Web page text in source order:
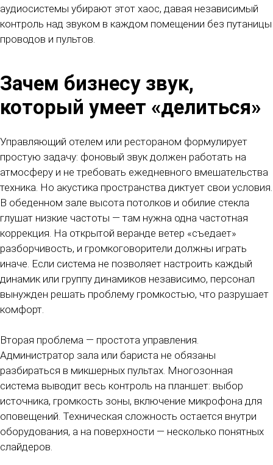
аудиосистемы убирают этот хаос, давая независимый
контроль над звуком в каждом помещении без путаницы
проводов и пультов.
Зачем бизнесу звук,
который умеет «делиться»
Управляющий отелем или рестораном формулирует
простую задачу: фоновый звук должен работать на
атмосферу и не требовать ежедневного вмешательства
техника. Но акустика пространства диктует свои условия.
В обеденном зале высота потолков и обилие стекла
глушат низкие частоты — там нужна одна частотная
коррекция. На открытой веранде ветер «съедает»
разборчивость, и громкоговорители должны играть
иначе. Если система не позволяет настроить каждый
динамик или группу динамиков независимо, персонал
вынужден решать проблему громкостью, что разрушает
комфорт.
Вторая проблема — простота управления.
Администратор зала или бариста не обязаны
разбираться в микшерных пультах. Многозонная
система выводит весь контроль на планшет: выбор
источника, громкость зоны, включение микрофона для
оповещений. Техническая сложность остается внутри
оборудования, а на поверхности — несколько понятных
слайдеров.